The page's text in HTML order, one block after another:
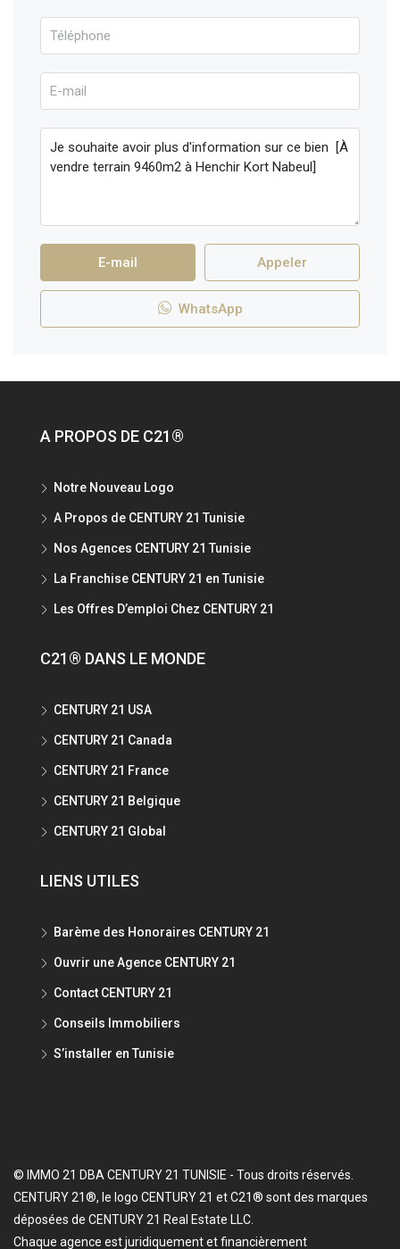
E-mail Appeler
WhatsApp
A PROPOS DE C21®
Notre Nouveau Logo
A Propos de CENTURY 21 Tunisie
Nos Agences CENTURY 21 Tunisie
La Franchise CENTURY 21 en Tunisie
Les Offres D’emploi Chez CENTURY 21
C21® DANS LE MONDE
CENTURY 21 USA
CENTURY 21 Canada
CENTURY 21 France
CENTURY 21 Belgique
CENTURY 21 Global
LIENS UTILES
Barème des Honoraires CENTURY 21
Ouvrir une Agence CENTURY 21
Contact CENTURY 21
Conseils Immobiliers
S’installer en Tunisie
© IMMO 21 DBA CENTURY 21 TUNISIE - Tous droits réservés.
CENTURY 21®, le logo CENTURY 21 et C21® sont des marques
déposées de CENTURY 21 Real Estate LLC.
Chaque agence est juridiquement et financièrement